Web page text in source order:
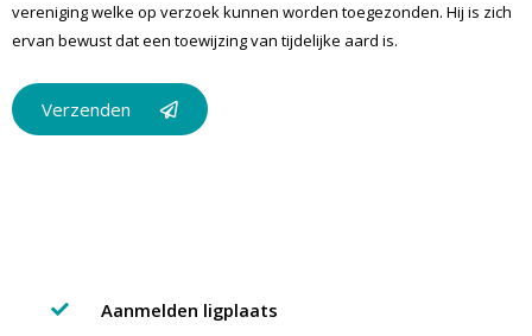
vereniging welke op verzoek kunnen worden toegezonden. Hij is zich
ervan bewust dat een toewijzing van tijdelijke aard is.
Verzenden
Aanmelden ligplaats